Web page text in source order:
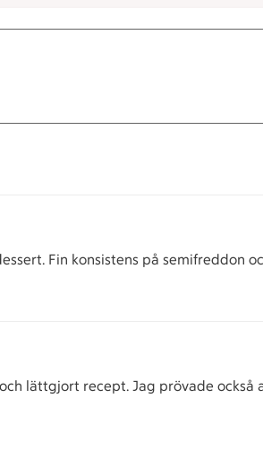
Fin konsistens på semifreddon
lättgjort recept. Jag prövade också